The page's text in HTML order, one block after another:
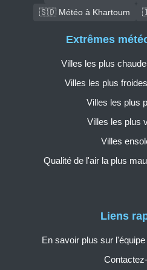
🇸🇩 Météo à Khartoum
Liens
En savoir plus sur
Extrêmes
Villes les plus
Villes les plus
Villes les plus
Villes les plus
Villes
Qualité de l'air la plus